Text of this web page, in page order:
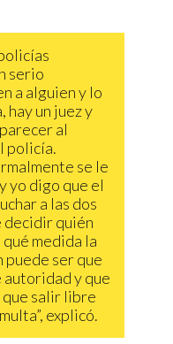
serio
a alguien y lo
hay un juez y
al
policía.
se le
yo digo que el
a las dos
decidir quién
medida la
ser que
autoridad y que
salir libre
explicó.